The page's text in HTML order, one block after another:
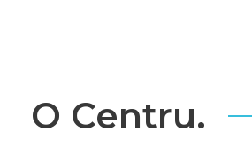
O Centru.